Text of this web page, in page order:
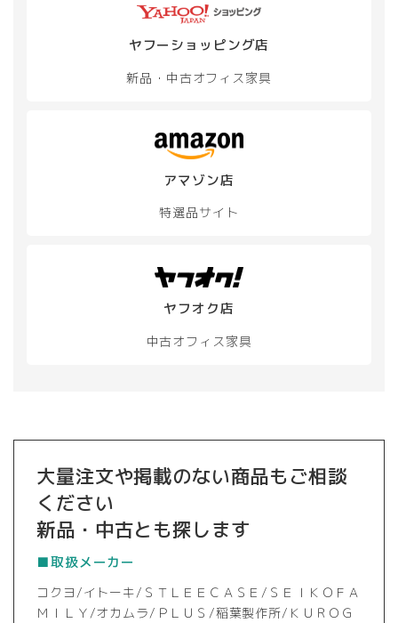
ヤフーショッピング店
新品・中古オフィス家具
アマゾン店
特選品サイト
ヤフオク店
中古オフィス家具
大量注文や掲載のない商品もご相談
ください
新品・中古とも探します
■取扱メーカー
コクヨ/イトーキ/ＳＴＬＥＥＣＡＳＥ/ＳＥＩＫＯＦＡ
ＭＩＬＹ/オカムラ/ＰＬＵＳ/稲葉製作所/ＫＵＲＯＧ